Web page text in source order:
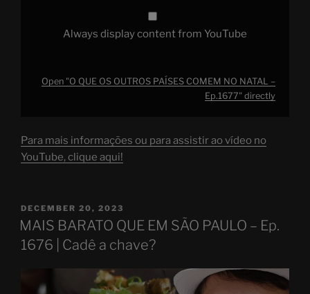
Always display content from YouTube
Open "O QUE OS OUTROS PAÍSES COMEM NO NATAL –
Ep.1677" directly
Para mais informações ou para assistir ao vídeo no
YouTube, clique aqui!
POSTED
ON
DECEMBER 20, 2023
MAIS BARATO QUE EM SÃO PAULO – Ep.
1676 | Cadê a chave?